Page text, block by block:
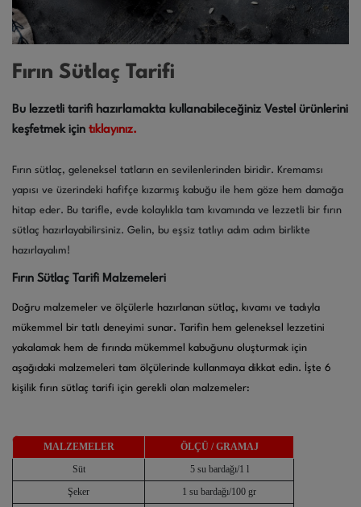
Fırın Sütlaç Tarifi
Bu lezzetli tarifi hazırlamakta kullanabileceğiniz Vestel ürünlerini
keşfetmek için tıklayınız.
Fırın sütlaç, geleneksel tatların en sevilenlerinden biridir. Kremamsı
yapısı ve üzerindeki hafifçe kızarmış kabuğu ile hem göze hem damağa
hitap eder. Bu tarifle, evde kolaylıkla tam kıvamında ve lezzetli bir fırın
sütlaç hazırlayabilirsiniz. Gelin, bu eşsiz tatlıyı adım adım birlikte
hazırlayalım!
Fırın Sütlaç Tarifi Malzemeleri
Doğru malzemeler ve ölçülerle hazırlanan sütlaç, kıvamı ve tadıyla
mükemmel bir tatlı deneyimi sunar. Tarifin hem geleneksel lezzetini
yakalamak hem de fırında mükemmel kabuğunu oluşturmak için
aşağıdaki malzemeleri tam ölçülerinde kullanmaya dikkat edin. İşte 6
kişilik fırın sütlaç tarifi için gerekli olan malzemeler:
MALZEMELER
ÖLÇÜ / GRAMAJ
Süt
5 su bardağı/1 l
Şeker
1 su bardağı/100 gr